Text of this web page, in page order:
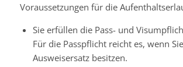
Voraussetzungen für die
Sie erfüllen die Pass- und
Für die Passpflicht reicht es, wenn
Ausweisersatz besitzen.